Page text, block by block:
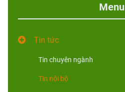
Menu
Tin tức
Tin chuyên ngành
Tin nội bộ